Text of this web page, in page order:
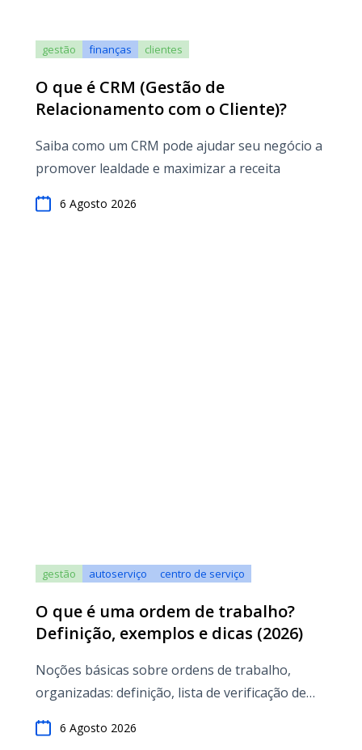
gestão finanças clientes
O que é CRM (Gestão de
Relacionamento com o Cliente)?
Saiba como um CRM pode ajudar seu negócio a
promover lealdade e maximizar a receita
6 Agosto 2026
gestão autoserviço centro de serviço
O que é uma ordem de trabalho?
Definição, exemplos e dicas (2026)
Noções básicas sobre ordens de trabalho,
organizadas: definição, lista de verificação de
6 Agosto 2026